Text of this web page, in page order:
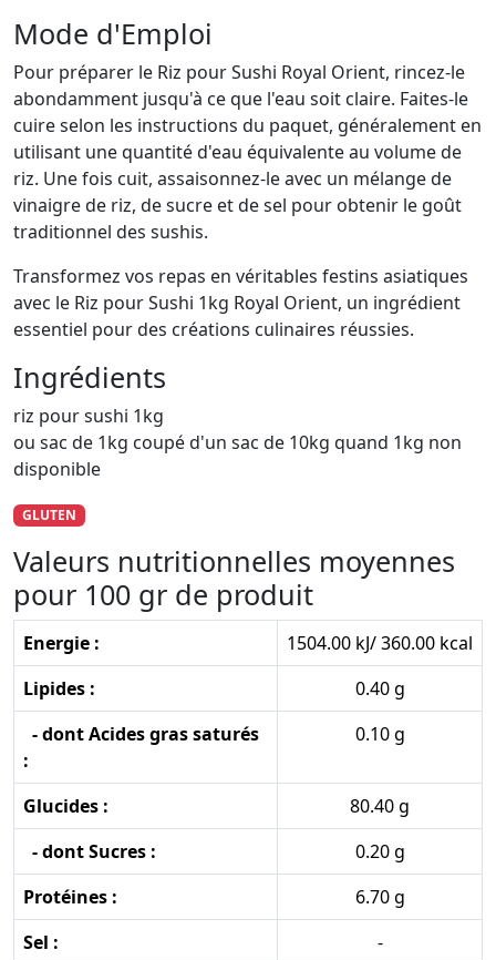
Mode d'Emploi
Pour préparer le Riz pour Sushi Royal Orient, rincez-le
abondamment jusqu'à ce que l'eau soit claire. Faites-le
cuire selon les instructions du paquet, généralement en
utilisant une quantité d'eau équivalente au volume de
riz. Une fois cuit, assaisonnez-le avec un mélange de
vinaigre de riz, de sucre et de sel pour obtenir le goût
traditionnel des sushis.
Transformez vos repas en véritables festins asiatiques
avec le Riz pour Sushi 1kg Royal Orient, un ingrédient
essentiel pour des créations culinaires réussies.
Ingrédients
riz pour sushi 1kg
ou sac de 1kg coupé d'un sac de 10kg quand 1kg non
disponible
GLUTEN
Valeurs nutritionnelles moyennes
pour 100 gr de produit
Energie :
1504.00 kJ/ 360.00 kcal
Lipides :
0.40 g
- dont Acides gras saturés
:
0.10 g
Glucides :
80.40 g
- dont Sucres :
0.20 g
Protéines :
6.70 g
Sel :
-